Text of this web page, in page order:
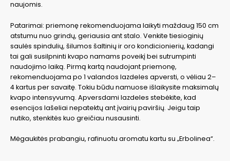
naujomis.
Patarimai: priemonę rekomenduojama laikyti maždaug 150 cm
atstumu nuo grindų, geriausia ant stalo. Venkite tiesioginių
saulės spindulių, šilumos šaltinių ir oro kondicionierių, kadangi
tai gali susilpninti kvapo namams poveikį bei sutrumpinti
naudojimo laiką. Pirmą kartą naudojant priemonę,
rekomenduojama po 1 valandos lazdeles apversti, o vėliau 2–
4 kartus per savaitę. Tokiu būdu namuose išlaikysite maksimalų
kvapo intensyvumą. Apversdami lazdeles stebėkite, kad
esencijos lašeliai nepatektų ant įvairių paviršių. Jeigu taip
nutiko, stenkitės kuo greičiau nusausinti.
Mėgaukitės prabangiu, rafinuotu aromatu kartu su „Erbolinea“.